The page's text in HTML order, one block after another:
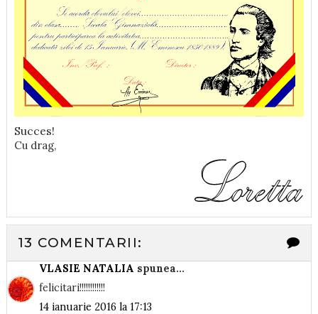
Succes!
Cu drag,
13 COMENTARII:
VLASIE NATALIA spunea...
felicitari!!!!!!!!!!!!
14 ianuarie 2016 la 17:13